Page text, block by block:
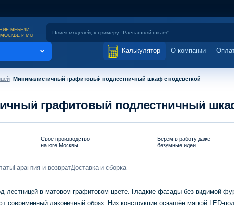
МЕБЕЛИ
МОСКВЕ И МО
Калькулятор О компании
Минималистичный графитовый подлестничный шкаф с подсветкой
графитовый подлестничный
Свое производство
на юге Москвы
Берем в работу даже
безумные идеи
оплатыГарантия и возвратДоставка и сборка
лестницей в матовом графитовом цвете. Гладкие фасады без видимой
современный лаконичный образ. Низ конструкции оснащён мягкой LED-